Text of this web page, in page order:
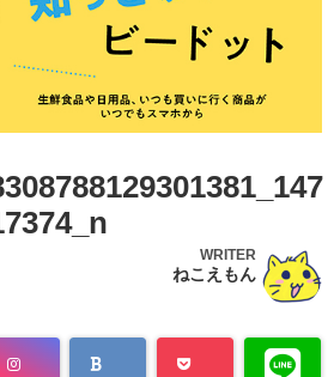
WRITER
ねこえもん